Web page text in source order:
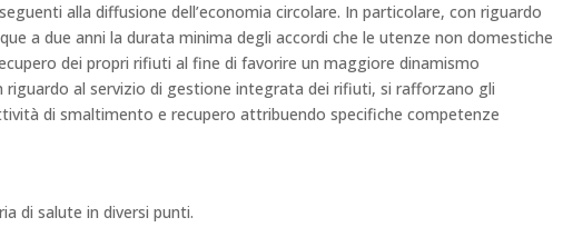
alla diffusione dell’economia circolare. In particolare, con riguardo
a due anni la durata minima degli accordi che le utenze non domestiche
dei propri rifiuti al fine di favorire un maggiore dinamismo
riguardo al servizio di gestione integrata dei rifiuti, si rafforzano gli
di smaltimento e recupero attribuendo specifiche competenze
di salute in diversi punti.